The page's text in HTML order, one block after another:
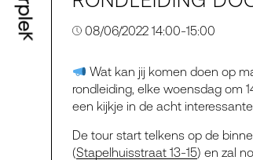
08/06/2022 14:00-15:00
Wat kan jij komen doen op
rondleiding, elke woensdag om
een kijkje in de acht interessante
De tour start telkens op de
(Stapelhuisstraat 13-15) en zal